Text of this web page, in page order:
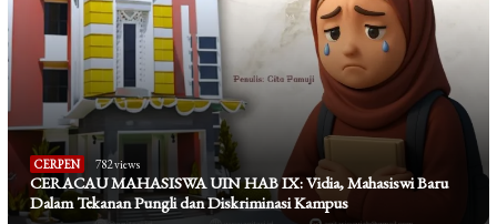
CERPEN 782 views
CERACAU MAHASISWA UIN HAB IX: Vidia, Mahasiswi Baru
Dalam Tekanan Pungli dan Diskriminasi Kampus